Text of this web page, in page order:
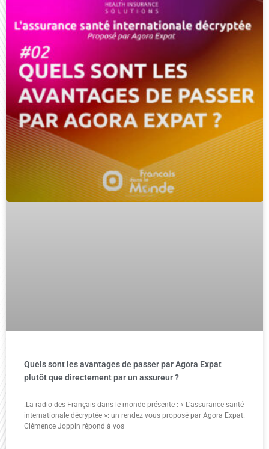
Quels sont les avantages de passer par Agora Expat
plutôt que directement par un assureur ?
.La radio des Français dans le monde présente : « L’assurance santé
internationale décryptée »: un rendez vous proposé par Agora Expat.
Clémence Joppin répond à vos